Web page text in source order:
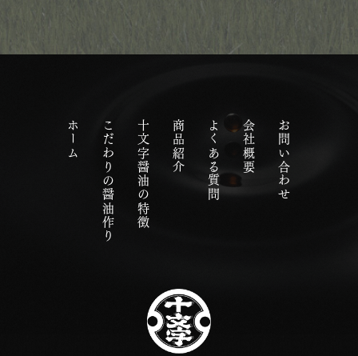
ホーム こだわりの醤油作り 十文字醤油の特徴 商品紹介 よくある質問 会社概要 お問い合わせ